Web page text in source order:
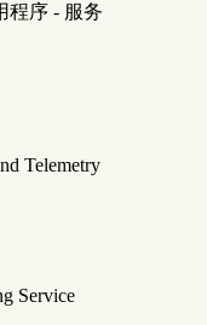
程序 - 服务
Telemetry
Service